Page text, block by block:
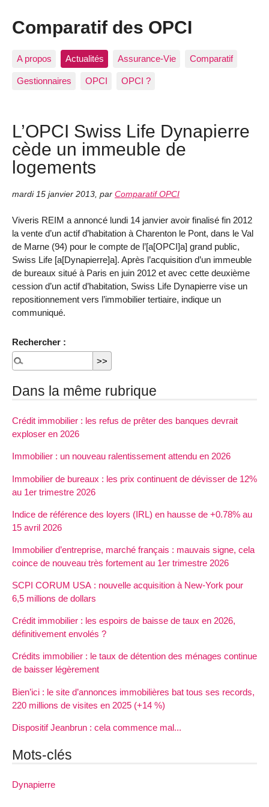
Comparatif des OPCI
A propos Actualités Assurance-Vie Comparatif
Gestionnaires OPCI OPCI ?
L’OPCI Swiss Life Dynapierre
cède un immeuble de
logements
mardi 15 janvier 2013 par Comparatif OPCI
Viveris REIM a annoncé lundi 14 janvier avoir finalisé fin 2012
la vente d’un actif d’habitation à Charenton le Pont, dans le Val
de Marne (94) pour le compte de l’[a[OPCI]a] grand public,
Swiss Life [a[Dynapierre]a]. Après l’acquisition d’un immeuble
de bureaux situé à Paris en juin 2012 et avec cette deuxième
cession d’un actif d’habitation, Swiss Life Dynapierre vise un
repositionnement vers l’immobilier tertiaire, indique un
communiqué.
Rechercher :
Dans la même rubrique
Crédit immobilier : les refus de prêter des banques devrait
exploser en 2026
Immobilier : un nouveau ralentissement attendu en 2026
Immobilier de bureaux : les prix continuent de dévisser de 12%
au 1er trimestre 2026
Indice de référence des loyers (IRL) en hausse de +0.78% au
15 avril 2026
Immobilier d’entreprise, marché français : mauvais signe, cela
coince de nouveau très fortement au 1er trimestre 2026
SCPI CORUM USA : nouvelle acquisition à New-York pour
6,5 millions de dollars
Crédit immobilier : les espoirs de baisse de taux en 2026,
définitivement envolés ?
Crédits immobilier : le taux de détention des ménages continue
de baisser légèrement
Bien’ici : le site d’annonces immobilières bat tous ses records,
220 millions de visites en 2025 (+14 %)
Dispositif Jeanbrun : cela commence mal...
Mots-clés
Dynapierre